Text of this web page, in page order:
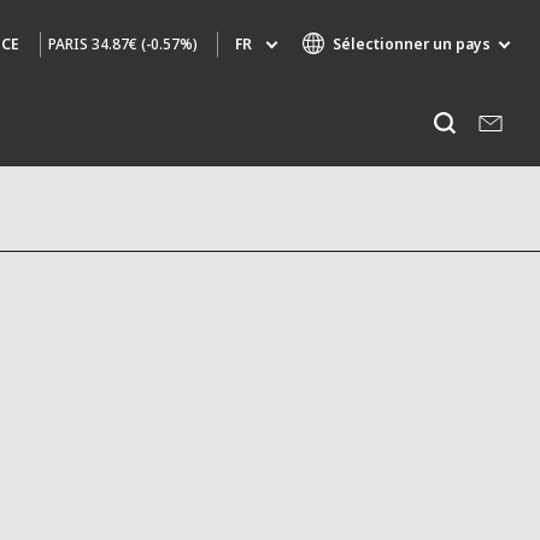
PARIS 34.87€ (-0.57%) FR Sélectionner un pays